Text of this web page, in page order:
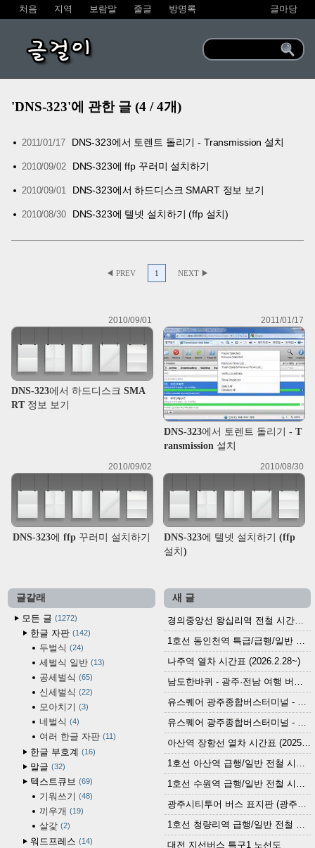
처음 지역 보람말 줄글 방명록 글마당
글걸이
'DNS-323'에 관한 글 (4 / 4개)
2011/01/17 DNS-323에서 토렌트 돌리기 - Transmission 설치
2010/09/02 DNS-323에 ffp 꾸러미 설치하기
2010/09/01 DNS-323에서 하드디스크 SMART 정보 보기
2010/08/30 DNS-323에 텔넷 설치하기 (ffp 설치)
◀ PREV 1 NEXT ▶
2010/09/01
DNS-323에서 하드디스크 SMA
RT 정보 보기
2011/01/17
DNS-323에서 토렌트 돌리기 - T
ransmission 설치
2010/09/02
DNS-323에 ffp 꾸러미 설치하기
2010/08/30
DNS-323에 텔넷 설치하기 (ffp
설치)
글갈래
모든 글
1272
한글 자판 142
두벌식 24
세벌식 일반 13
공세벌식 65
신세벌식 22
모아치기 3
네벌식 4
여러 한글 자판 11
한글 부호계 16
말글 32
텍스트큐브 69
기워쓰기 48
끼우개 19
살갗 2
워드프레스 14
새 글
경의중앙선 왕십리역 전철 시간표 (2026.4.20~)
나주역 열차 시간표 (2026.2.28~)
아산역 장항선 열차 시간표 (2025.12.30 기준) (무궁화호, ITX-마음, 새마을호, 서해금빛열차)
대전 지선버스 특구1 노선도